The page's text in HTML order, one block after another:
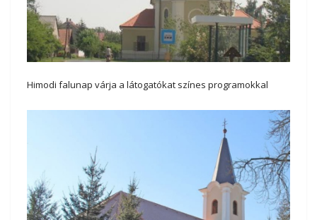
Himodi falunap várja a látogatókat színes programokkal